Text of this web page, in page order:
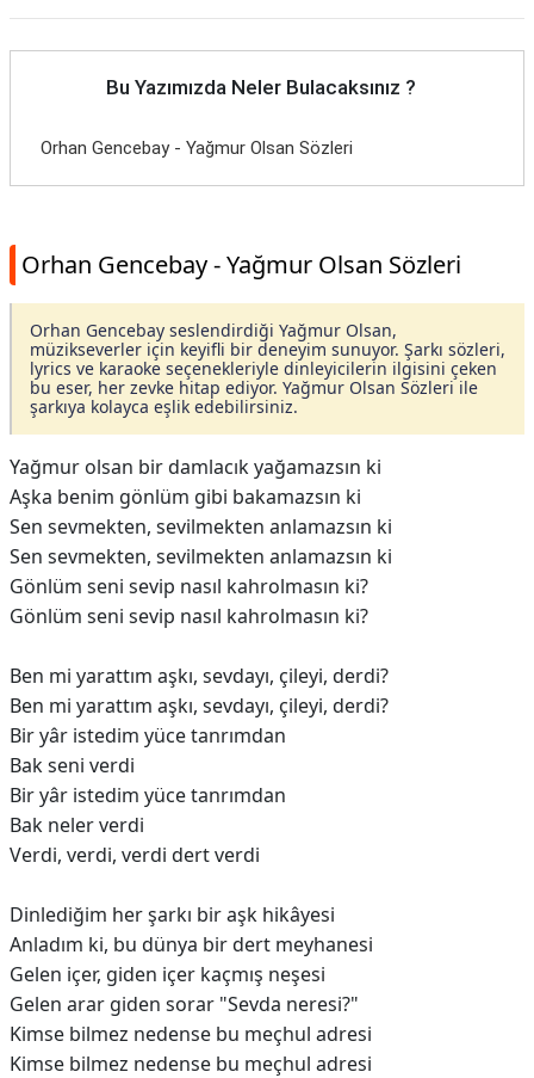
Bu Yazımızda Neler Bulacaksınız ?
Orhan Gencebay - Yağmur Olsan Sözleri
Orhan Gencebay - Yağmur Olsan Sözleri
Orhan Gencebay seslendirdiği Yağmur Olsan,
müzikseverler için keyifli bir deneyim sunuyor. Şarkı sözleri,
lyrics ve karaoke seçenekleriyle dinleyicilerin ilgisini çeken
bu eser, her zevke hitap ediyor. Yağmur Olsan Sözleri ile
şarkıya kolayca eşlik edebilirsiniz.
Yağmur olsan bir damlacık yağamazsın ki
Aşka benim gönlüm gibi bakamazsın ki
Sen sevmekten, sevilmekten anlamazsın ki
Sen sevmekten, sevilmekten anlamazsın ki
Gönlüm seni sevip nasıl kahrolmasın ki?
Gönlüm seni sevip nasıl kahrolmasın ki?
Ben mi yarattım aşkı, sevdayı, çileyi, derdi?
Ben mi yarattım aşkı, sevdayı, çileyi, derdi?
Bir yâr istedim yüce tanrımdan
Bak seni verdi
Bir yâr istedim yüce tanrımdan
Bak neler verdi
Verdi, verdi, verdi dert verdi
Dinlediğim hеr şarkı bir aşk hikâyesi
Anladım ki, bu dünya bir dert meyhanеsi
Gelen içer, giden içer kaçmış neşesi
Gelen arar giden sorar "Sevda neresi?"
Kimse bilmez nedense bu meçhul adresi
Kimse bilmez nedense bu meçhul adresi